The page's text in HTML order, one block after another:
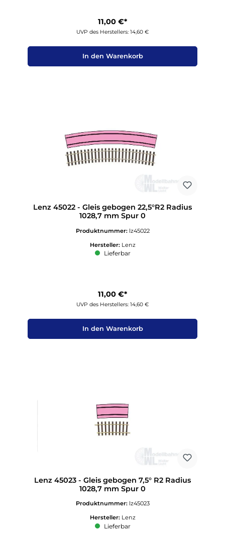
11,00 €*
UVP des Herstellers: 14,60 €
In den Warenkorb
Lenz 45022 - Gleis gebogen 22,5°R2 Radius
1028,7 mm Spur 0
Produktnummer: lz45022
Hersteller: Lenz
Lieferbar
11,00 €*
UVP des Herstellers: 14,60 €
In den Warenkorb
Lenz 45023 - Gleis gebogen 7,5° R2 Radius
1028,7 mm Spur 0
Produktnummer: lz45023
Hersteller: Lenz
Lieferbar